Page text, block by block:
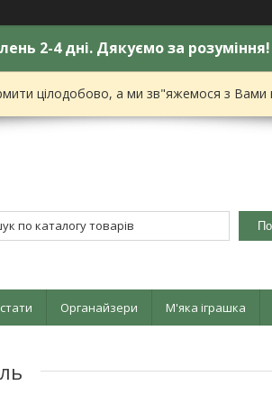
2-4 дні. Дякуємо за розуміння!
цілодобово, а ми зв"яжемося з
Органайзери М'яка іграшка